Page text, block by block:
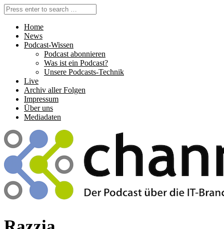
Home
News
Podcast-Wissen
Podcast abonnieren
Was ist ein Podcast?
Unsere Podcasts-Technik
Live
Archiv aller Folgen
Impressum
Über uns
Mediadaten